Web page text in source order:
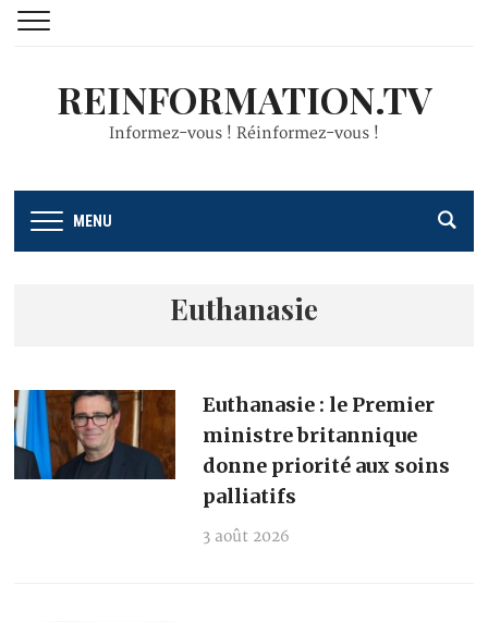
REINFORMATION.TV
Informez-vous ! Réinformez-vous !
MENU
Euthanasie
Euthanasie : le Premier
ministre britannique
donne priorité aux soins
palliatifs
3 août 2026